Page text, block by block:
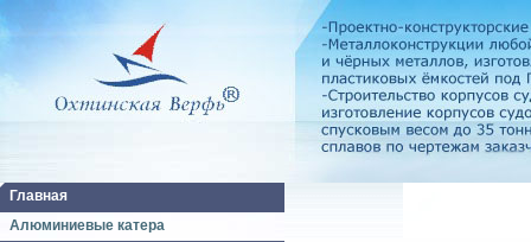
Главная
Алюминиевые катера